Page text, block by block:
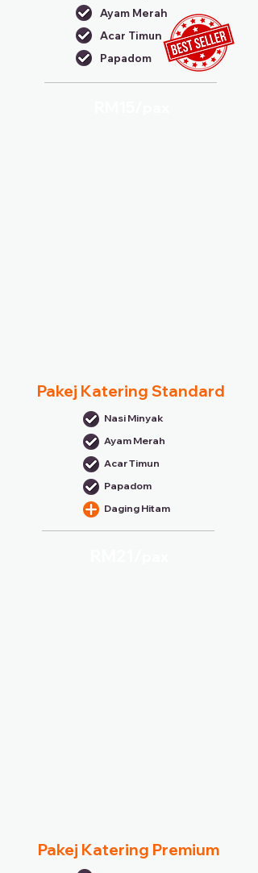
Ayam Merah
Acar Timun
Papadom
Pakej Katering Standard
Nasi Minyak
Ayam Merah
Acar Timun
Papadom
Daging Hitam
Pakej Katering Premium